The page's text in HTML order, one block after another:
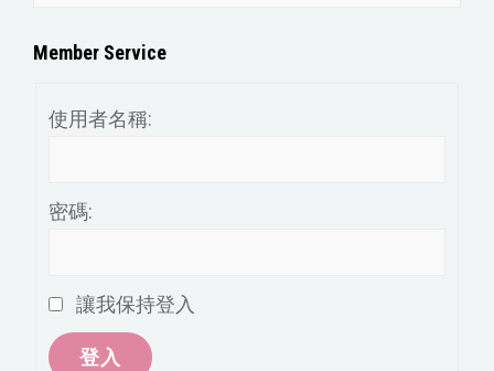
分
Member Service
使用者名稱:
密碼:
讓我保持登入
登入